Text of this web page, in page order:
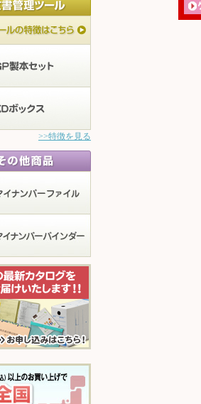
>>特徴を見る